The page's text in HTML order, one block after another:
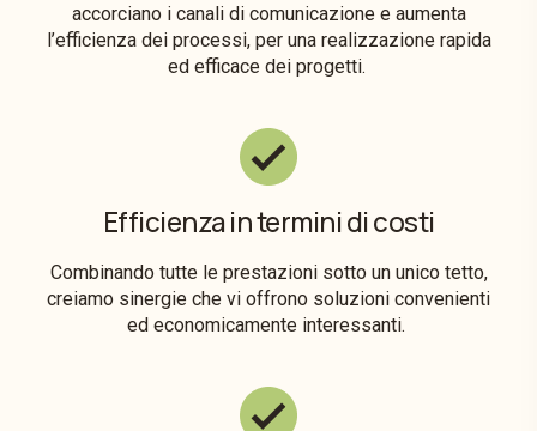
accorciano i canali di comunicazione e aumenta
l’efficienza dei processi, per una realizzazione rapida
ed efficace dei progetti.
Efficienza in termini di costi
Combinando tutte le prestazioni sotto un unico tetto,
creiamo sinergie che vi offrono soluzioni convenienti
ed economicamente interessanti.